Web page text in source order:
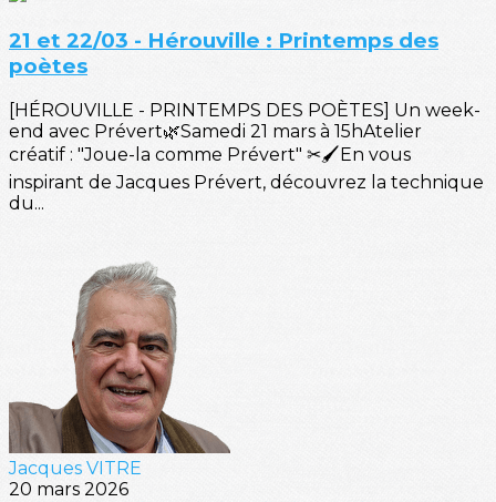
21 et 22/03 - Hérouville : Printemps des
poètes
[HÉROUVILLE - PRINTEMPS DES POÈTES] Un week-
end avec Prévert🌿Samedi 21 mars à 15hAtelier
créatif : "Joue-la comme Prévert" ✂🖌️En vous
inspirant de Jacques Prévert, découvrez la technique
du...
Jacques VITRE
20 mars 2026